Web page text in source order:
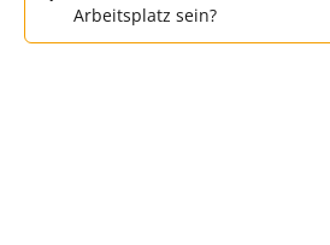
Arbeitsplatz sein?